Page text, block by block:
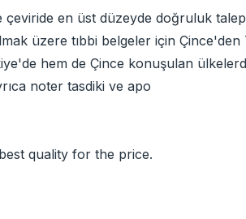
çeviride en üst düzeyde doğruluk
üzere tıbbi belgeler için
hem de Çince konuşulan
noter tasdiki ve apo
quality for the price.